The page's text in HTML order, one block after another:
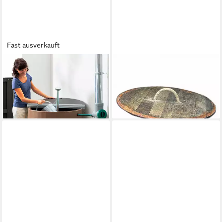
Fast ausverkauft
BECKMANN
Regentonnendeckel Größe 2,
für Regenfass 200 l
70,41 €
lieferbar - in 4-5 Werktagen bei dir
für 190L Whiskyfass
59,90 €
lieferbar - in 4-5 Werktagen bei dir